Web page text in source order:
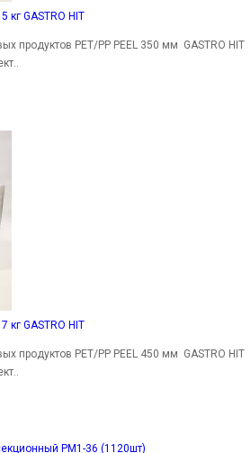
кг GASTRO HIT
продуктов PET/PP PEEL 350 мм GASTRO HIT
кг GASTRO HIT
продуктов PET/PP PEEL 450 мм GASTRO HIT